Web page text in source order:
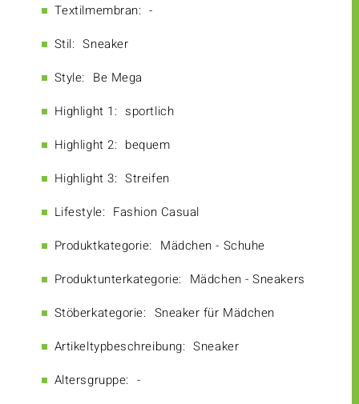
Textilmembran: -
Stil: Sneaker
Style: Be Mega
Highlight 1: sportlich
Highlight 2: bequem
Highlight 3: Streifen
Lifestyle: Fashion Casual
Produktkategorie: Mädchen - Schuhe
Produktunterkategorie: Mädchen - Sneakers
Stöberkategorie: Sneaker für Mädchen
Artikeltypbeschreibung: Sneaker
Altersgruppe: -